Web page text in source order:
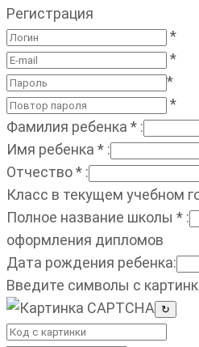
Регистрация
*
*
*
*
Фамилия ребенка * :
Имя ребенка * :
Отчество* :
Класс в текущем учебном
Полное название школы * :
оформления дипломов
Дата рождения ребенка:
Введите символы с
↻